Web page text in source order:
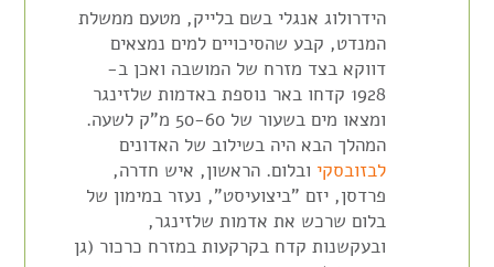
הידרולוג אנגלי בשם בלייק, מטעם ממשלת
המנדט, קבע שהסיכויים למים נמצאים
דווקא בצד מזרח של המושבה ואכן ב-
1928 קדחו באר נוספת באדמות שלזינגר
ומצאו מים בשעור של 50-60 מ"ק לשעה.
המהלך הבא היה בשילוב של האדונים
לבזובסקי ובלום. הראשון, איש חדרה,
פרדסן, יזם "ביצועיסט", נעזר במימון של
בלום שרכש את אדמות שלזינגר,
ובעקשנות קדח בקרקעות במזרח כרכור (גן